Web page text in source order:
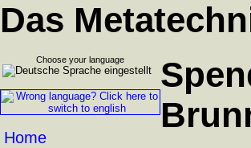
Das
Choose your language
Home